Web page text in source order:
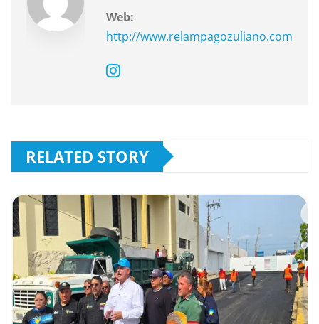
Web:
http://www.relampagozuliano.com
RELATED STORY